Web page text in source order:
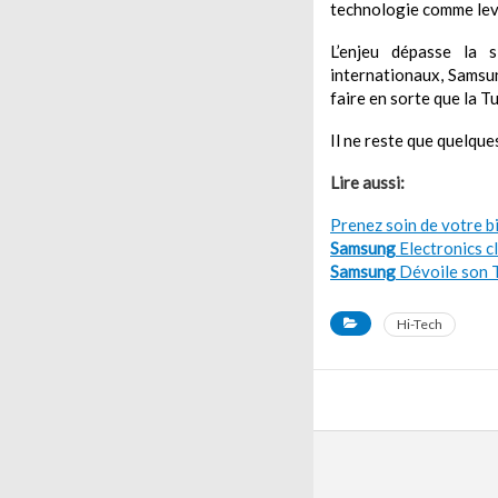
technologie comme
L’enjeu dépasse
internationaux,
faire en sorte que la
Il ne reste que
Lire aussi:
Prenez soin de votre
Samsung Electronics
Samsung Dévoile son
Hi-Tech